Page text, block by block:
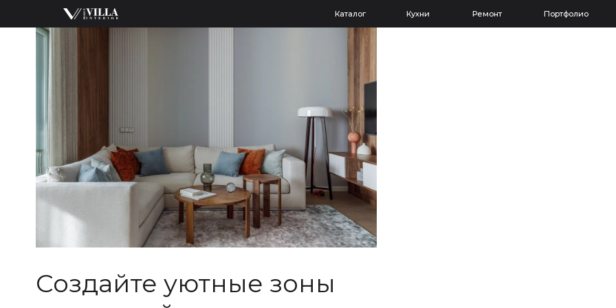
Каталог Ремонт
Кухни Портфолио
Создайте уютные зоны